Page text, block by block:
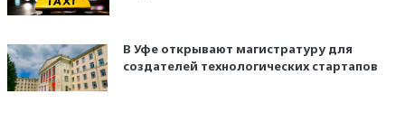
В Уфе открывают магистратуру для
создателей технологических стартапов